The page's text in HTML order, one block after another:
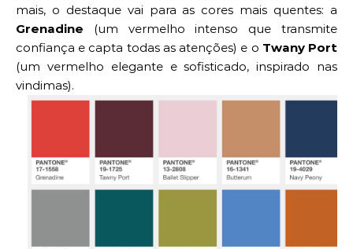
mais, o destaque vai para as cores mais quentes: a
Grenadine (um vermelho intenso que transmite
confiança e capta todas as atenções) e o Twany Port
(um vermelho elegante e sofisticado, inspirado nas
vindimas).